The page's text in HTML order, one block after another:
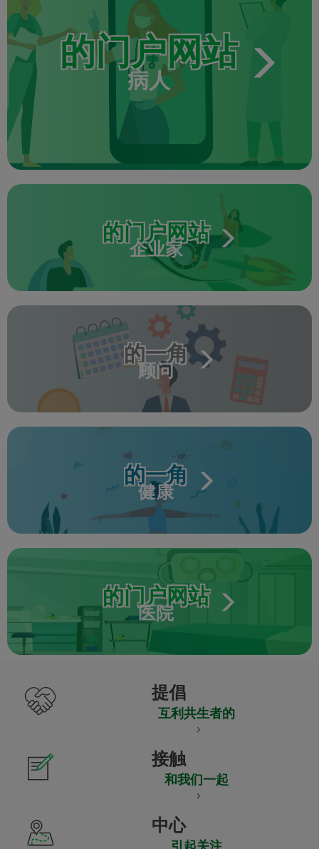
的门户网站
病人
的门户网站
企业家
的一角
顾问
的一角
健康
的门户网站
医院
提倡
互利共生者的
接触
和我们一起
中心
引起关注